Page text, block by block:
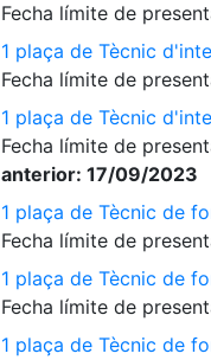
Fecha límite de
1 plaça de Tècnic
Fecha límite de
1 plaça de Tècnic
Fecha límite de
anterior: 17/09/2023
1 plaça de Tècnic de
Fecha límite de
1 plaça de Tècnic de
Fecha límite de
1 plaça de Tècnic de